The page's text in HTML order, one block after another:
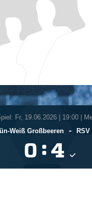
Fr, 19.06.2026
19:00 |
Weiß Großbeeren
-
 : 